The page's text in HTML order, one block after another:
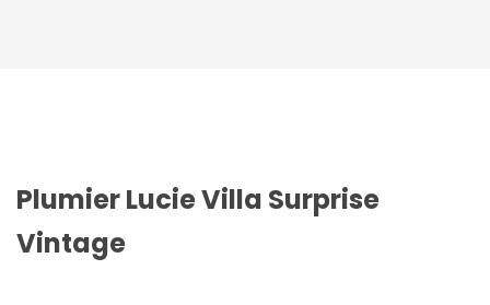
Plumier Lucie Villa Surprise
Vintage